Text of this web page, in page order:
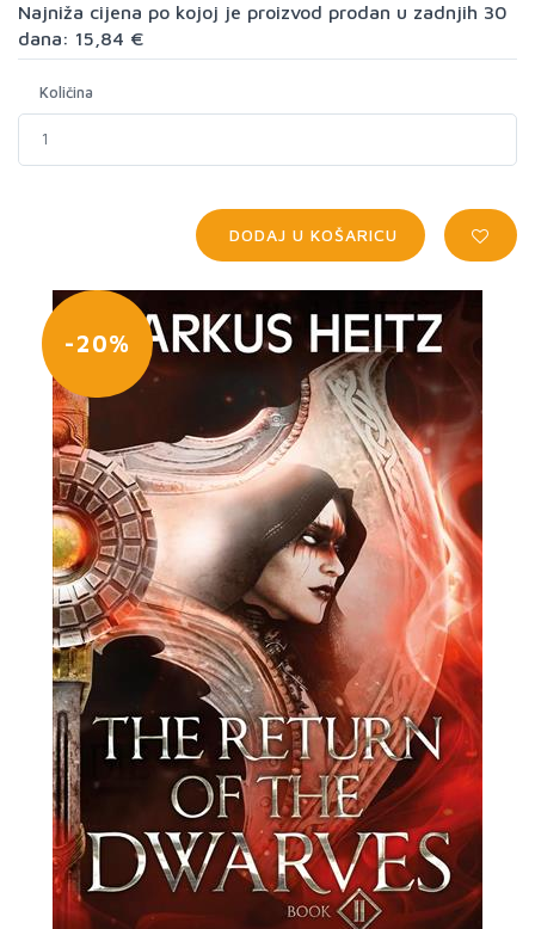
Najniža cijena po kojoj je proizvod prodan u zadnjih 30
dana: 15,84 €
Količina
DODAJ U KOŠARICU
-20%